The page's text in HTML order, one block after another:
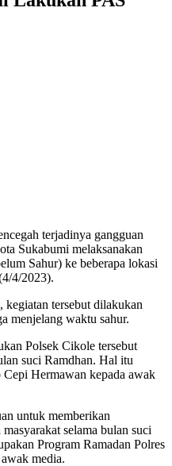
terjadinya gangguan
Sukabumi melaksanakan
Sahur) ke beberapa lokasi
4/2023).
kegiatan tersebut dilakukan
menjelang waktu sahur.
Polsek Cikole tersebut
suci Ramdhan. Hal itu
Hermawan kepada awak
untuk memberikan
selama bulan suci
Program Ramadan Polres
media.